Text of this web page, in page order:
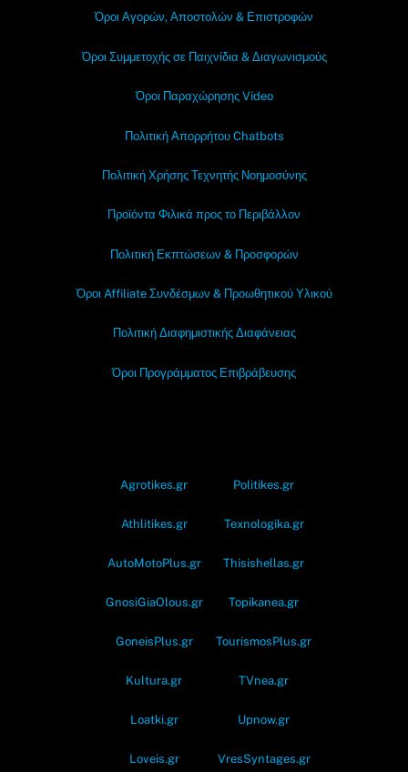
Όροι Αγορών, Αποστολών & Επιστροφών
Όροι Συμμετοχής σε Παιχνίδια & Διαγωνισμούς
Όροι Παραχώρησης Video
Πολιτική Απορρήτου Chatbots
Πολιτική Χρήσης Τεχνητής Νοημοσύνης
Προϊόντα Φιλικά προς το Περιβάλλον
Πολιτική Εκπτώσεων & Προσφορών
Όροι Affiliate Συνδέσμων & Προωθητικού Υλικού
Πολιτική Διαφημιστικής Διαφάνειας
Όροι Προγράμματος Επιβράβευσης
Agrotikes.gr Politikes.gr
Athlitikes.gr Texnologika.gr
AutoMotoPlus.gr Thisishellas.gr
GnosiGiaOlous.gr Topikanea.gr
GoneisPlus.gr TourismosPlus.gr
Kultura.gr TVnea.gr
Loatki.gr Upnow.gr
Loveis.gr VresSyntages.gr